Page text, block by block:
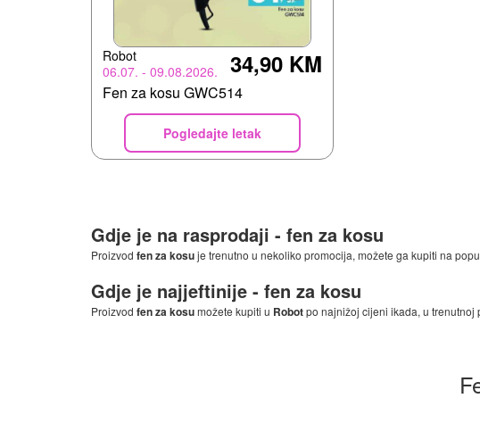
Robot
06.07. - 09.08.2026.
34,90 KM
Fen za kosu GWC514
Pogledajte letak
Gdje je na rasprodaji - fen za kosu
Proizvod fen za kosuje trenutno u nekoliko promocija, možete ga kupiti na
Gdje je najjeftinije - fen za kosu
Proizvod fen za kosumožete kupiti u Robotpo najnižoj cijeni ikada, u trenutnoj